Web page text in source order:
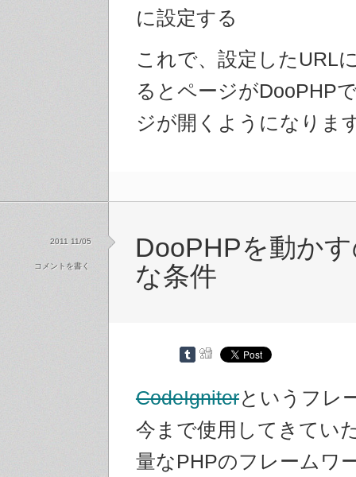
に設定する
これで、設定したURL
るとページがDooPHP
ジが開くようになりま
DooPHPを動か
な条件
CodeIgniterというフレ
今まで使用してきてい
量なPHPのフレームワ
2011 11/05
コメントを書く